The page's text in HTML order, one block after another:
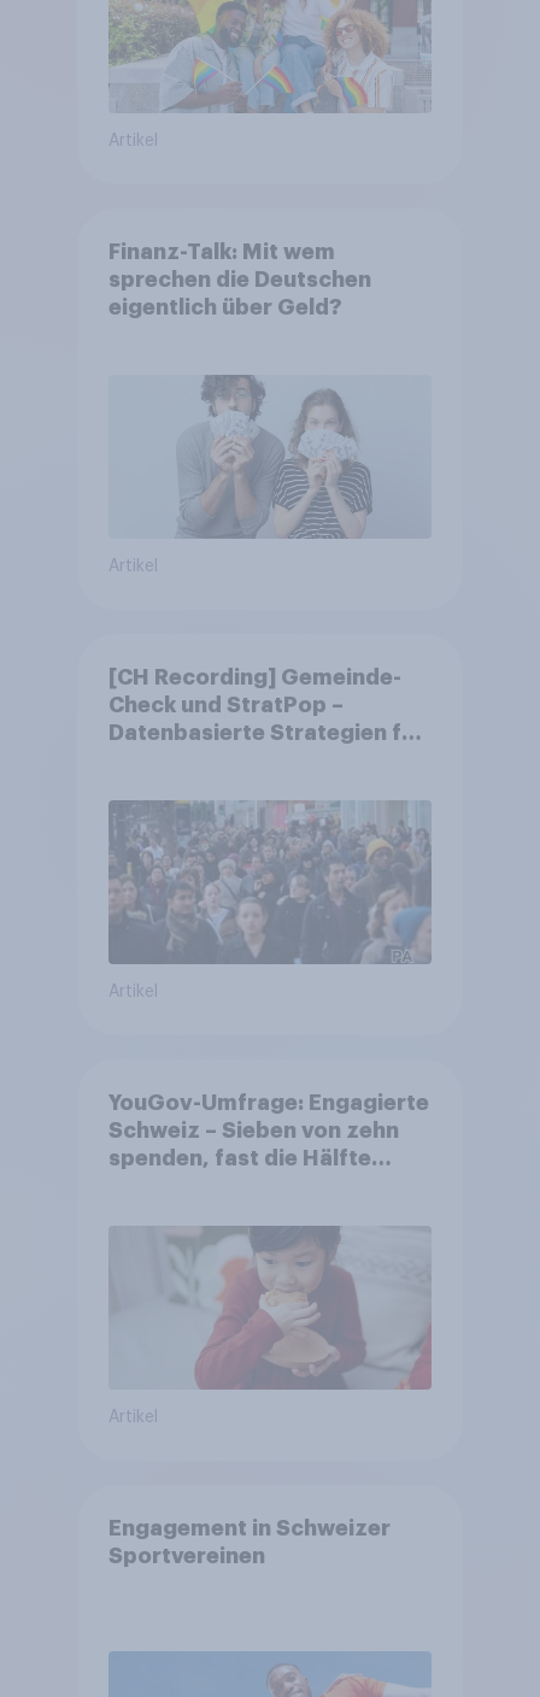
Artikel
Finanz-Talk: Mit wem
sprechen die Deutschen
eigentlich über Geld?
Artikel
[CH Recording] Gemeinde-
Check und StratPop –
Datenbasierte Strategien für
Artikel
YouGov-Umfrage: Engagierte
Schweiz – Sieben von zehn
spenden, fast die Hälfte
Artikel
Engagement in Schweizer
Sportvereinen